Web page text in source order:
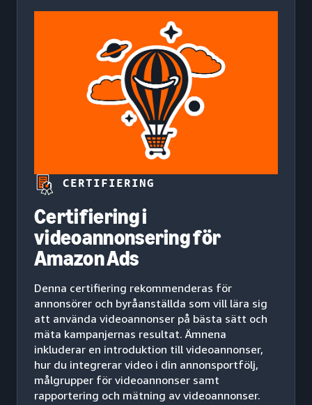
CERTIFIERING
Certifiering i
videoannonsering för
Amazon Ads
Denna certifiering rekommenderas för
annonsörer och byråanställda som vill lära sig
att använda videoannonser på bästa sätt och
mäta kampanjernas resultat. Ämnena
inkluderar en introduktion till videoannonser,
hur du integrerar video i din annonsportfölj,
målgrupper för videoannonser samt
rapportering och mätning av videoannonser.